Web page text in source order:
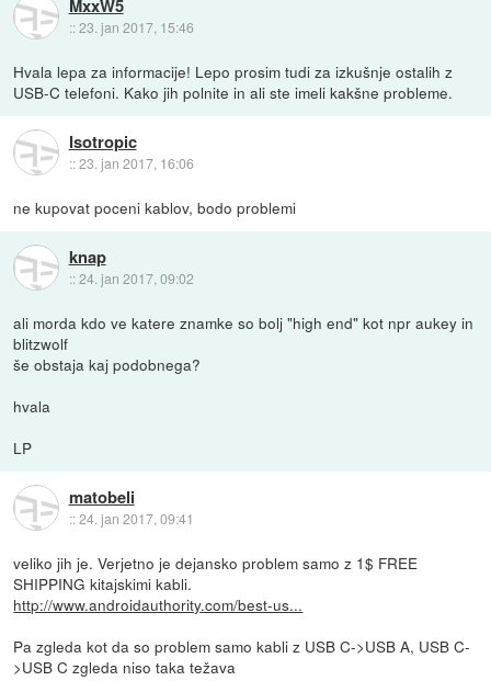
MxxW5
::23. jan 2017, 15:46
Hvala lepa za informacije! Lepo prosim tudi za izkušnje ostalih z
USB-C telefoni. Kako jih polnite in ali ste imeli kakšne probleme.
Isotropic
::23. jan 2017, 16:06
ne kupovat poceni kablov, bodo problemi
knap
::24. jan 2017, 09:02
ali morda kdo ve katere znamke so bolj "high end" kot npr aukey in
blitzwolf
še obstaja kaj podobnega?
hvala
LP
matobeli
::24. jan 2017, 09:41
veliko jih je. Verjetno je dejansko problem samo z 1$ FREE
SHIPPING kitajskimi kabli.
http://www.androidauthority.com/best-us...
Pa zgleda kot da so problem samo kabli z USB C->USB A, USB C-
>USB C zgleda niso taka težava